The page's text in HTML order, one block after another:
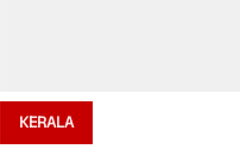
KERALA